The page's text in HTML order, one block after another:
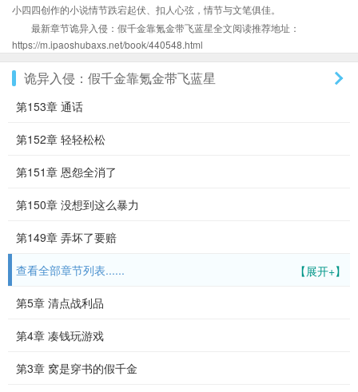
小四四创作的小说情节跌宕起伏、扣人心弦，情节与文笔俱佳。
最新章节诡异入侵：假千金靠氪金带飞蓝星全文阅读推荐地址：
https://m.ipaoshubaxs.net/book/440548.html
诡异入侵：假千金靠氪金带飞蓝星
第153章 通话
第152章 轻轻松松
第151章 恩怨全消了
第150章 没想到这么暴力
第149章 弄坏了要赔
【展开+】
查看全部章节列表......
第5章 清点战利品
第4章 凑钱玩游戏
第3章 窝是穿书的假千金